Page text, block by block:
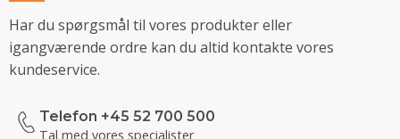
Har du spørgsmål til vores produkter eller
igangværende ordre kan du altid kontakte vores
kundeservice.
Telefon +45 52 700 500
Tal med vores specialister